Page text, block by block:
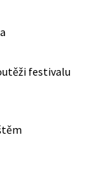
festivalu